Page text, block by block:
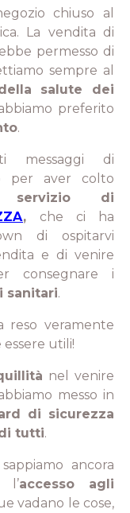
chiuso al
La vendita di
permesso di
sempre al
salute dei
preferito
.
messaggi di
per aver colto
servizio di
, che ci ha
di ospitarvi
e di venire
consegnare i
sanitari.
reso veramente
essere utili!
nel venire
messo in
di sicurezza
tutti.
ancora
l’accesso agli
vadano le cose,